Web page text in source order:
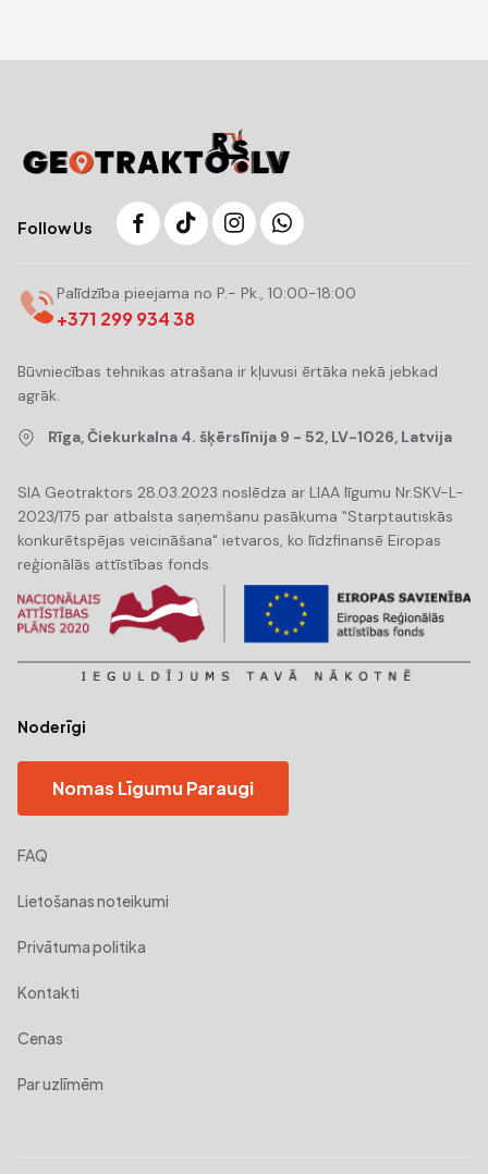
Follow Us
Palīdzība pieejama no P.- Pk., 10:00-18:00
+371 299 934 38
Būvniecības tehnikas atrašana ir kļuvusi ērtāka nekā jebkad
agrāk.
Rīga, Čiekurkalna 4. šķērslīnija 9 - 52, LV-1026, Latvija
SIA Geotraktors 28.03.2023 noslēdza ar LIAA līgumu Nr.SKV-L-
2023/175 par atbalsta saņemšanu pasākuma "Starptautiskās
konkurētspējas veicināšana" ietvaros, ko līdzfinansē Eiropas
reģionālās attīstības fonds.
Noderīgi
Nomas Līgumu Paraugi
FAQ
Lietošanas noteikumi
Privātuma politika
Kontakti
Cenas
Par uzlīmēm